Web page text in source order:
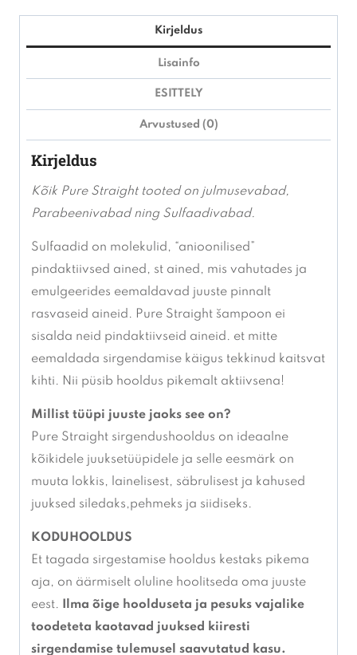
šampoon
Kirjeldus
Lisainfo
ESITTELY
Arvustused (0)
Kirjeldus
Kõik Pure Straight tooted on julmusevabad,
Parabeenivabad ning Sulfaadivabad.
Sulfaadid on molekulid, “anioonilised”
pindaktiivsed ained, st ained, mis vahutades ja
emulgeerides eemaldavad juuste pinnalt
rasvaseid aineid. Pure Straight šampoon ei
sisalda neid pindaktiivseid aineid. et mitte
eemaldada sirgendamise käigus tekkinud kaitsvat
kihti. Nii püsib hooldus pikemalt aktiivsena!
Millist tüüpi juuste jaoks see on?
Pure Straight sirgendushooldus on ideaalne
kõikidele juuksetüüpidele ja selle eesmärk on
muuta lokkis, lainelisest, säbrulisest ja kahused
juuksed siledaks,pehmeks ja siidiseks.
KODUHOOLDUS
Et tagada sirgestamise hooldus kestaks pikema
aja, on äärmiselt oluline hoolitseda oma juuste
eest. Ilma õige hoolduseta ja pesuks vajalike
toodeteta kaotavad juuksed kiiresti
sirgendamise tulemusel saavutatud kasu.